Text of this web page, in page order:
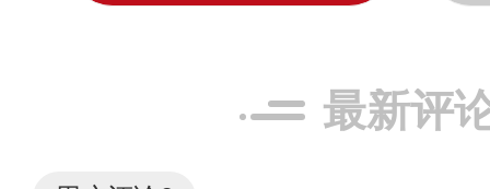
最新评